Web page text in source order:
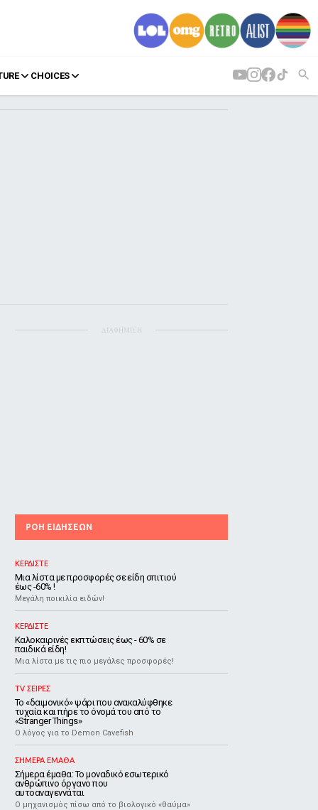
CHOICES
ΔΙΑΦΗΜΙΣΗ
ΡΟΗ ΕΙΔΗΣΕΩΝ
ΚΕΡΔΙΣΤΕ
Μια λίστα με προσφορές σε είδη σπιτιού
έως -60% !
Μεγάλη ποικιλία ειδών!
ΚΕΡΔΙΣΤΕ
Καλοκαιρινές εκπτώσεις έως - 60% σε
παιδικά είδη!
Μια λίστα με τις πιο μεγάλες προσφορές!
TV ΣΕΙΡΕΣ
Το «δαιμονικό» ψάρι που ανακαλύφθηκε
τυχαία και πήρε το όνομά του από το
«Stranger Things»
Ο λόγος για το Demon Cavefish
ΣΗΜΕΡΑ ΕΜΑΘΑ
Σήμερα έμαθα: Το μοναδικό εσωτερικό
ανθρώπινο όργανο που
αυτοαναγεννάται
Ο μηχανισμός πίσω από το βιολογικό «θαύμα»